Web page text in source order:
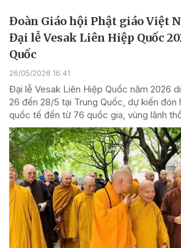
Đoàn Giáo hội Phật giáo Việt
Đại lễ Vesak Liên Hiệp Quốc
Quốc
26/05/2026 16:41
Đại lễ Vesak Liên Hiệp Quốc năm 2026
26 đến 28/5 tại Trung Quốc, dự kiến đón
quốc tế đến từ 76 quốc gia, vùng lãnh